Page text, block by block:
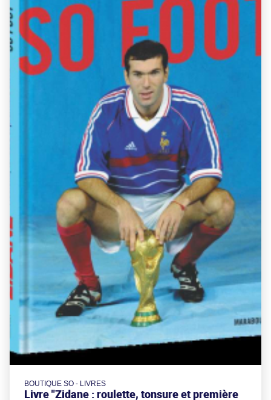
BOUTIQUE SO - LIVRES
Livre "Zidane : roulette, tonsure et première